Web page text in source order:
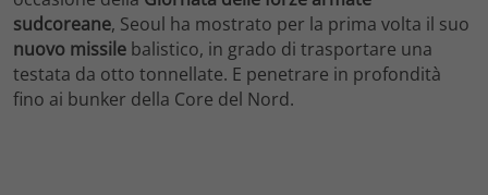
sudcoreane, Seoul ha mostrato per la prima volta il suo
nuovo missile balistico, in grado di trasportare una
testata da otto tonnellate. E penetrare in profondità
fino ai bunker della Core del Nord.